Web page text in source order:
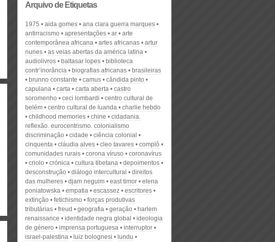
Arquivo de Etiquetas
1975 aida gomes
ana clara guerra marques
antirracismo
apresentações ar
arte
contemporânea africana
artes africanas
artur
nunes
as veias abertas da américa latina
audiolivros
baltasar lopes
biblioteca
contr’inorância
biografias africanas
brasileiras
brunno constante
camus
cândida pinto
capulana
carta carta aberta
castro
soromenho
ceci lombardi
centro cultural de
belém
centro cultural de luanda
charlie hebdo
childhood memories
chine
cidadania.
reflexão. eurocentrismo. colonialismo
discriminação
cidade
ciência colonial
cinquenta
cláudia alves cleo tavares
complô
comunidades rurais
corona víruso
coronavírus
criolo
crónica cultura tibetana
depoimentos
desconstrução
diálogo intercultural
direitos
das mulheres
djam neguim east timor
elena
poniatowska
empatia escassez
escritores
extinção
fetichismo
forças produtivas
tributárias
freud geografia geração
harlem
renaissance
identidade negra global
ideologia
de género
imprensa portuguesa
interruptor
israel-palestina
luiz bolognesi
lundu